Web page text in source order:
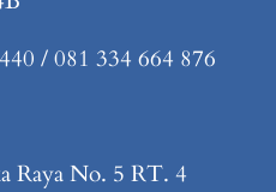
/ 081 334 664 876
Raya No. 5 RT. 4